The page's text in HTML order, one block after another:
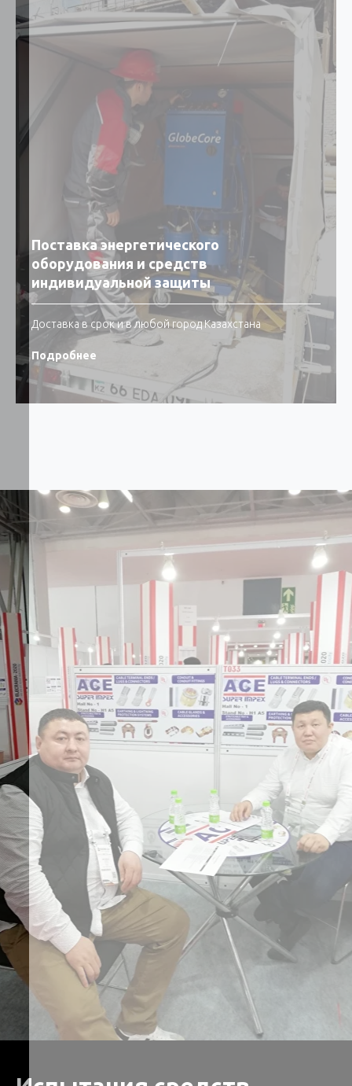
Поставка энергетического
оборудования и средств
индивидуальной защиты
Доставка в срок и в любой город Казахстана
Подробнее